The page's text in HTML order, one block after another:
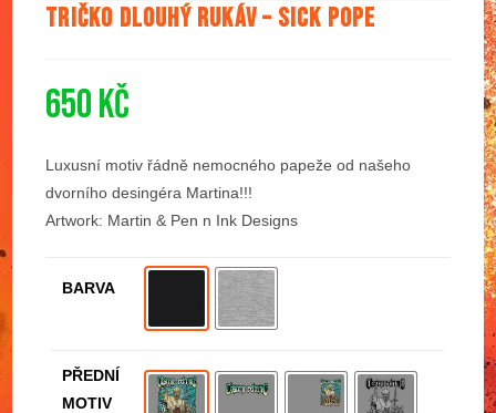
Tričko dlouhý rukáv – Sick Pope
650Kč
Luxusní motiv řádně nemocného papeže od našeho
dvorního desingéra Martina!!!
Artwork: Martin & Pen n Ink Designs
BARVA
PŘEDNÍ
MOTIV